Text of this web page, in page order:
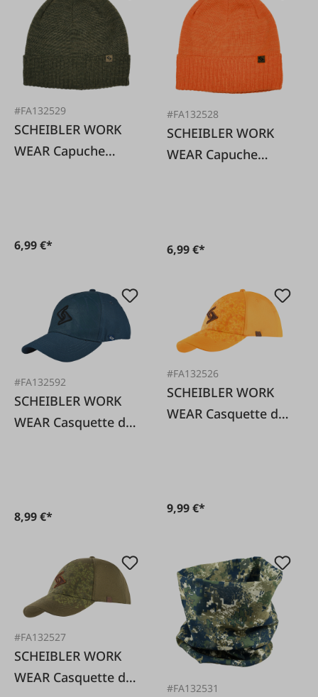
#FA132529
SCHEIBLER WORK
WEAR Capuche
6,99 €*
#FA132528
SCHEIBLER WORK
WEAR Capuche
6,99 €*
#FA132592
SCHEIBLER WORK
WEAR Casquette de
8,99 €*
#FA132526
SCHEIBLER WORK
WEAR Casquette de
9,99 €*
#FA132527
SCHEIBLER WORK
WEAR Casquette de
#FA132531